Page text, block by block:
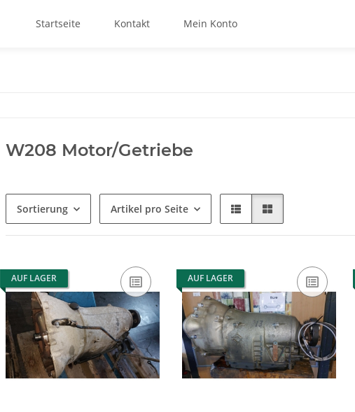
Startseite Kontakt Mein Konto
W208 Motor/Getriebe
Sortierung Artikel pro Seite
AUF LAGER AUF LAGER